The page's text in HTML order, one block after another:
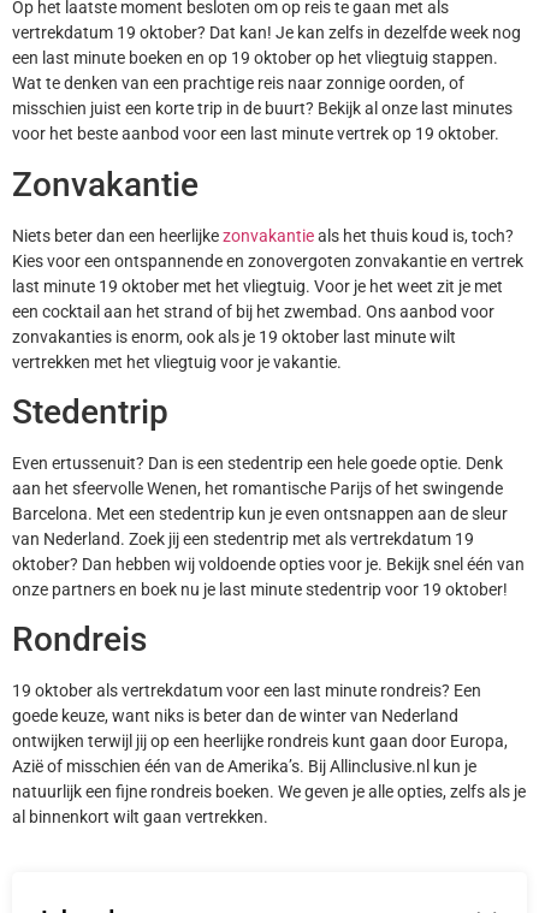
Op het laatste moment besloten om op reis te gaan met als
vertrekdatum 19 oktober? Dat kan! Je kan zelfs in dezelfde week nog
een last minute boeken en op 19 oktober op het vliegtuig stappen.
Wat te denken van een prachtige reis naar zonnige oorden, of
misschien juist een korte trip in de buurt? Bekijk al onze last minutes
voor het beste aanbod voor een last minute vertrek op 19 oktober.
Zonvakantie
Niets beter dan een heerlijkezonvakantieals het thuis koud is, toch?
Kies voor een ontspannende en zonovergoten zonvakantie en vertrek
last minute 19 oktober met het vliegtuig. Voor je het weet zit je met
een cocktail aan het strand of bij het zwembad. Ons aanbod voor
zonvakanties is enorm, ook als je 19 oktober last minute wilt
vertrekken met het vliegtuig voor je vakantie.
Stedentrip
Even ertussenuit? Dan is een stedentrip een hele goede optie. Denk
aan het sfeervolle Wenen, het romantische Parijs of het swingende
Barcelona. Met een stedentrip kun je even ontsnappen aan de sleur
van Nederland. Zoek jij een stedentrip met als vertrekdatum 19
oktober? Dan hebben wij voldoende opties voor je. Bekijk snel één van
onze partners en boek nu je last minute stedentrip voor 19 oktober!
Rondreis
19 oktober als vertrekdatum voor een last minute rondreis? Een
goede keuze, want niks is beter dan de winter van Nederland
ontwijken terwijl jij op een heerlijke rondreis kunt gaan door Europa,
Azië of misschien één van de Amerika’s. Bij Allinclusive.nl kun je
natuurlijk een fijne rondreis boeken. We geven je alle opties, zelfs als je
al binnenkort wilt gaan vertrekken.